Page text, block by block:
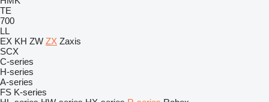
TE
700
LL
EX KH ZW ZX Zaxis
SCX
C-series
H-series
A-series
FS K-series